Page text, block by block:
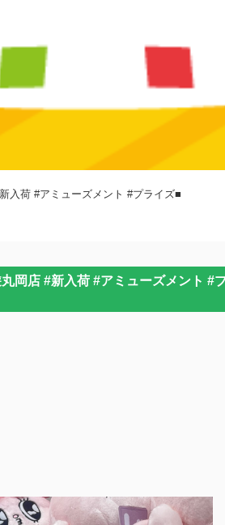
入荷 #アミューズメント #プライズ■
岡店 #新入荷 #アミューズメント #